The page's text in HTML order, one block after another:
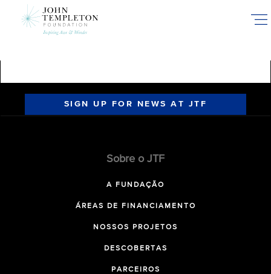
SIGN UP FOR NEWS AT JTF
Sobre o JTF
A FUNDAÇÃO
ÁREAS DE FINANCIAMENTO
NOSSOS PROJETOS
DESCOBERTAS
PARCEIROS